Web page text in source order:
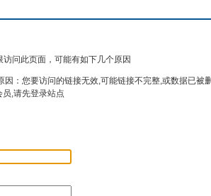
问此页面，可能有如下几个原因
因：您要访问的链接无效,可能链接不完整,或数据已被
,请先登录站点